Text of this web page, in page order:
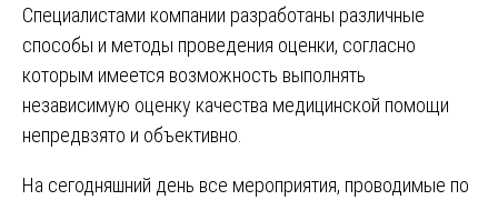
Специалистами компании разработаны различные
способы и методы проведения оценки, согласно
которым имеется возможность выполнять
независимую оценку качества медицинской помощи
непредвзято и объективно.
На сегодняшний день все мероприятия, проводимые по